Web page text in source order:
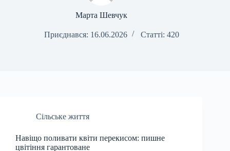
Марта Шевчук
Приєднався: 16.06.2026 Статті: 420
Сільське життя
Навіщо поливати квіти перекисом: пишне
цвітіння гарантоване